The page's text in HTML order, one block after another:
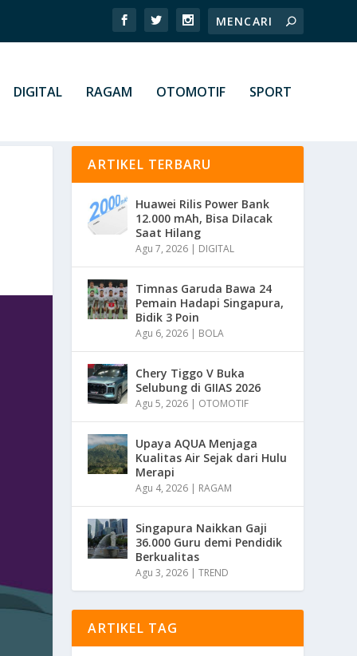
DIGITAL RAGAM OTOMOTIF SPORT
ARTIKEL TERBARU
Huawei Rilis Power Bank
12.000 mAh, Bisa Dilacak
Saat Hilang
Agu 7, 2026 | DIGITAL
Timnas Garuda Bawa 24
Pemain Hadapi Singapura,
Bidik 3 Poin
Agu 6, 2026 | BOLA
Chery Tiggo V Buka
Selubung di GIIAS 2026
Agu 5, 2026 | OTOMOTIF
Upaya AQUA Menjaga
Kualitas Air Sejak dari Hulu
Merapi
Agu 4, 2026 | RAGAM
Singapura Naikkan Gaji
36.000 Guru demi Pendidik
Berkualitas
Agu 3, 2026 |TREND
ARTIKEL TAG